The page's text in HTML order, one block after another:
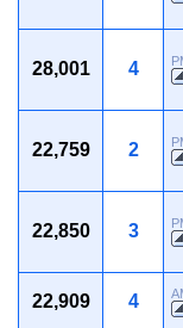
4
28,001
2
22,759
3
22,850
4
22,909